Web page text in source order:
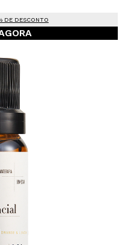
DE DESCONTO